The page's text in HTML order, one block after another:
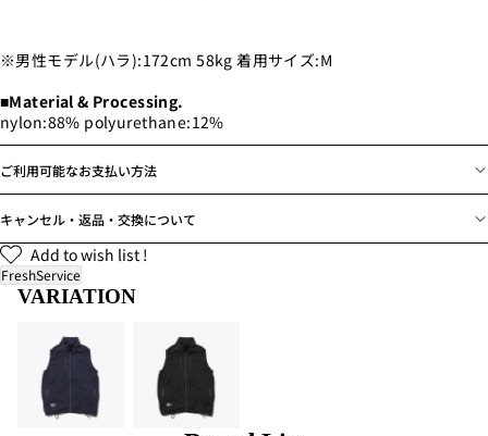
※男性モデル(ハラ):172cm 58kg 着用サイズ:M
■Material & Processing.
nylon:88% polyurethane:12%
ご利用可能なお支払い方法
キャンセル・返品・交換について
Add to wish list !
FreshService
VARIATION